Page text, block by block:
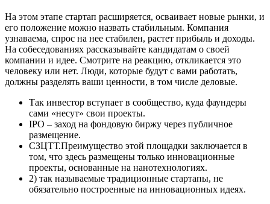
На этом этапе стартап расширяется, осваивает новые рынки, и
его положение можно назвать стабильным. Компания
узнаваема, спрос на нее стабилен, растет прибыль и доходы.
На собеседованиях рассказывайте кандидатам о своей
компании и идее. Смотрите на реакцию, откликается это
человеку или нет. Люди, которые будут с вами работать,
должны разделять ваши ценности, в том числе деловые.
Так инвестор вступает в сообщество, куда фаундеры
сами «несут» свои проекты.
IPO – заход на фондовую биржу через публичное
размещение.
СЗЦТТ.Преимущество этой площадки заключается в
том, что здесь размещены только инновационные
проекты, основанные на нанотехнологиях.
2) так называемые традиционные стартапы, не
обязательно построенные на инновационных идеях.